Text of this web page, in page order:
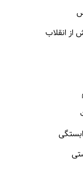
از انقلاب